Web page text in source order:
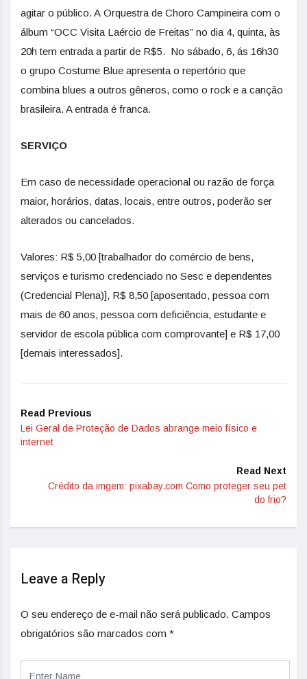
agitar o público. A Orquestra de Choro Campineira com o
álbum “OCC Visita Laércio de Freitas” no dia 4, quinta, às
20h tem entrada a partir de R$5. No sábado, 6, ás 16h30
o grupo Costume Blue apresenta o repertório que
combina blues a outros gêneros, como o rock e a canção
brasileira. A entrada é franca.
SERVIÇO
Em caso de necessidade operacional ou razão de força
maior, horários, datas, locais, entre outros, poderão ser
alterados ou cancelados.
Valores: R$ 5,00 [trabalhador do comércio de bens,
serviços e turismo credenciado no Sesc e dependentes
(Credencial Plena)], R$ 8,50 [aposentado, pessoa com
mais de 60 anos, pessoa com deficiência, estudante e
servidor de escola pública com comprovante] e R$ 17,00
[demais interessados].
Read Previous
Lei Geral de Proteção de Dados abrange meio físico e
internet
Read Next
Crédito da imgem: pixabay.com Como proteger seu pet
do frio?
Leave a Reply
O seu endereço de e-mail não será publicado. Campos
obrigatórios são marcados com *